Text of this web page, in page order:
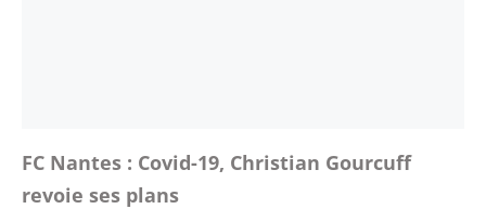
FC Nantes : Covid-19, Christian Gourcuff
revoie ses plans